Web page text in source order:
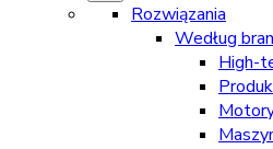
Rozwiązania
Według
High-